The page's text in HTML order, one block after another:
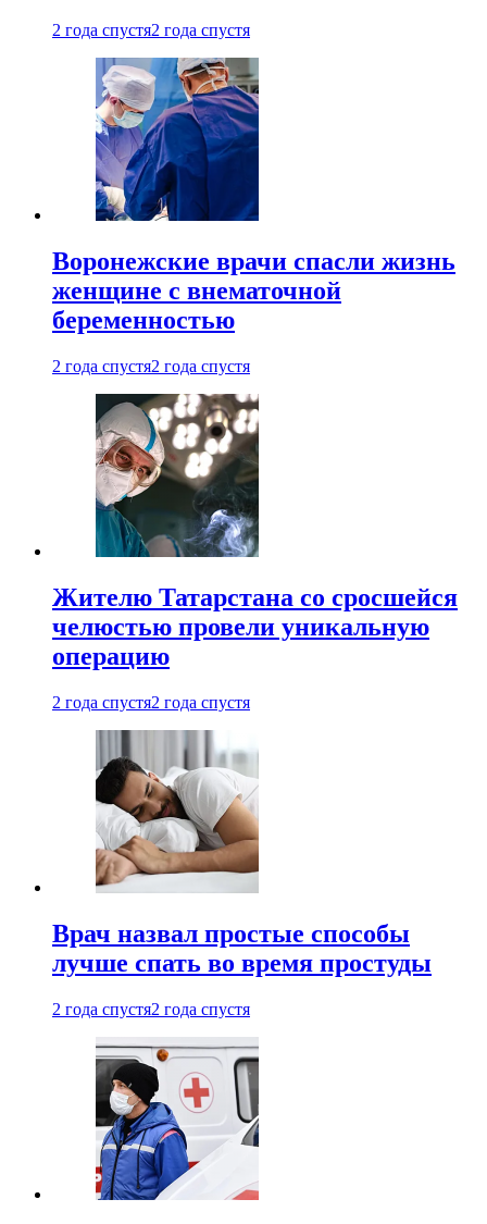
2 года спустя2 года спустя
Воронежские врачи спасли жизнь
женщине с внематочной
беременностью
2 года спустя2 года спустя
Жителю Татарстана со сросшейся
челюстью провели уникальную
операцию
2 года спустя2 года спустя
Врач назвал простые способы
лучше спать во время простуды
2 года спустя2 года спустя